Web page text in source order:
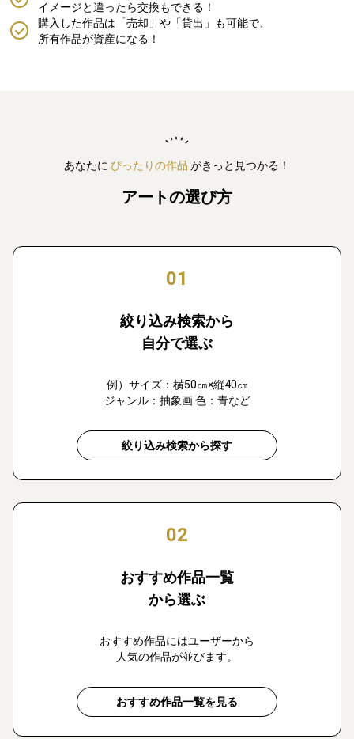
購入した作品は「売却」や「貸出」も可能で、
所有作品が資産になる！
イメージと違ったら交換もできる！
あなたに ぴったりの作品 がきっと見つかる！
アートの選び方
01
絞り込み検索から
自分で選ぶ
例）サイズ：横50㎝×縦40㎝
ジャンル：抽象画 色：青など
絞り込み検索から探す
02
おすすめ作品一覧
から選ぶ
おすすめ作品にはユーザーから
人気の作品が並びます。
おすすめ作品一覧を見る